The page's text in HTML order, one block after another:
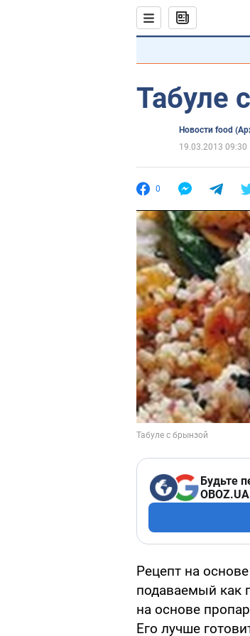
Табуле
Новости food
19.03.2013 09:30
0
Будьте
Рецепт на
подаваемый как
на основе
Его лучше